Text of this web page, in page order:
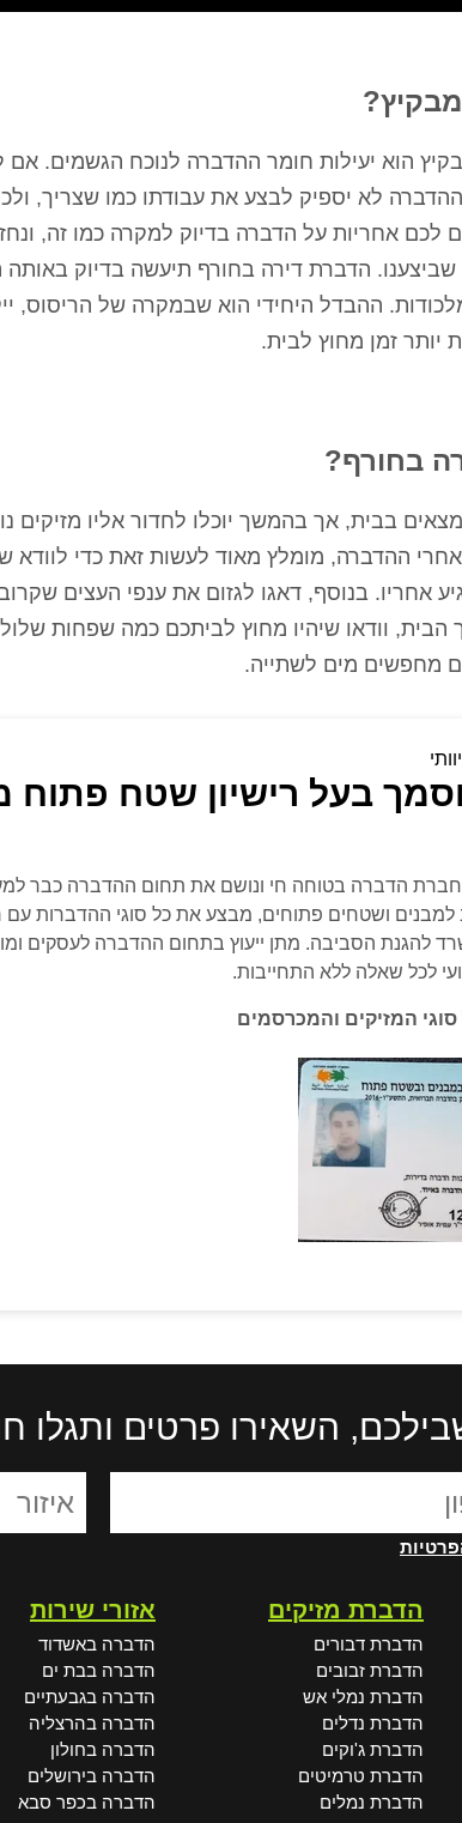
הוא יעילות חומר ההדברה לנוכח הגשמים.
לא יספיק לבצע את עבודתו כמו שצריך,
לכם אחריות על הדברה בדיוק למקרה כמו זה,
הדברת דירה בחורף תיעשה בדיוק באותה
ההבדל היחידי הוא שבמקרה של הריסוס,
יותר זמן מחוץ לבית.
בחורף?
בבית, אך בהמשך יוכלו לחדור אליו מזיקים
ההדברה, מומלץ מאוד לעשות זאת כדי לוודא
אחריו. בנוסף, דאגו לגזום את ענפי העצים
וודאו שיהיו מחוץ לביתכם כמה שפחות
מחפשים מים לשתייה.
בעל רישיון שטח פתוח
חברת הדברה בטוחה חי ונושם את תחום ההדברה כבר
למבנים ושטחים פתוחים, מבצע את כל סוגי ההדברות עם
להגנת הסביבה. מתן ייעוץ בתחום ההדברה לעסקים
לכל שאלה ללא התחייבות.
המזיקים והמכרסמים
רועי כהן - הרצליה
מקצועי.
ואין נמלים
השאירו פרטים ותגלו
הדברת מזיקים
הדברת דבורים
הדברת זבובים
הדברת נמלי אש
הדברת נדלים
הדברת ג'וקים
הדברת טרמיטים
הדברת נמלים
אזורי שירות
הדברה באשדוד
הדברה בבת ים
הדברה בגבעתיים
הדברה בהרצליה
הדברה בחולון
הדברה בירושלים
הדברה בכפר סבא